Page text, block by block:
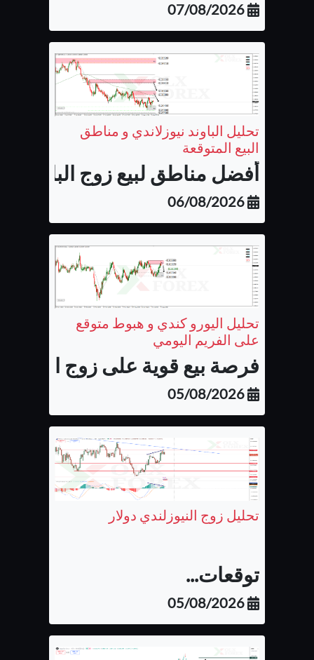
07/08/2026
تحليل الباوند نيوزلاندي و مناطق
البيع المتوقعة
أفضل مناطق لبيع زوج الباوند
06/08/2026
تحليل اليورو كندي و هبوط متوقع
على الفريم اليومي
فرصة بيع قوية على زوج اليورو
05/08/2026
تحليل زوج النيوزلندي دولار
توقعات...
05/08/2026